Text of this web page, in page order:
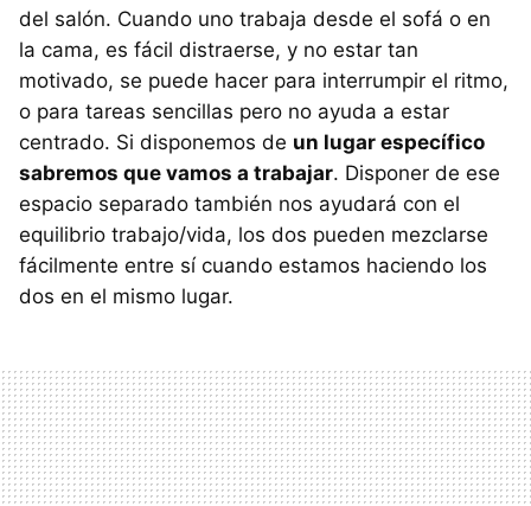
del salón. Cuando uno trabaja desde el sofá o en
la cama, es fácil distraerse, y no estar tan
motivado, se puede hacer para interrumpir el ritmo,
o para tareas sencillas pero no ayuda a estar
centrado. Si disponemos de un lugar específico
sabremos que vamos a trabajar. Disponer de ese
espacio separado también nos ayudará con el
equilibrio trabajo/vida, los dos pueden mezclarse
fácilmente entre sí cuando estamos haciendo los
dos en el mismo lugar.